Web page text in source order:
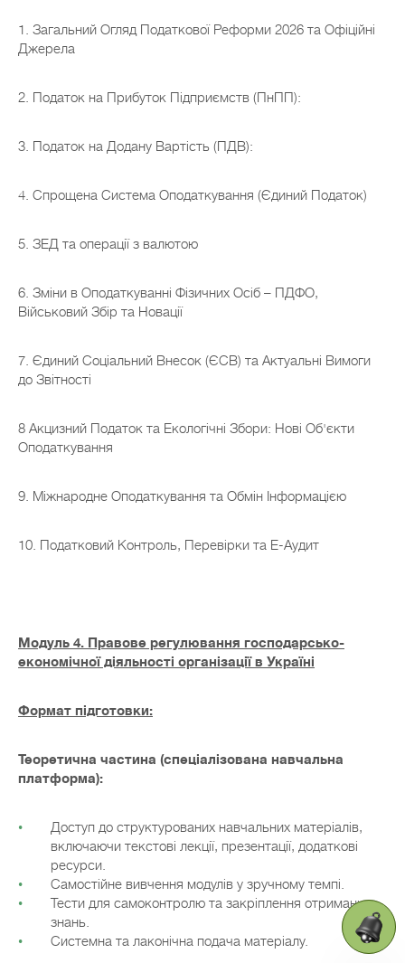
1. Загальний Огляд Податкової Реформи 2026 та Офіційні
Джерела
2. Податок на Прибуток Підприємств (ПнПП):
3. Податок на Додану Вартість (ПДВ):
4. Спрощена Система Оподаткування (Єдиний Податок)
5. ЗЕД та операції з валютою
6. Зміни в Оподаткуванні Фізичних Осіб – ПДФО,
Військовий Збір та Новації
7. Єдиний Соціальний Внесок (ЄСВ) та Актуальні Вимоги
до Звітності
8 Акцизний Податок та Екологічні Збори: Нові Об'єкти
Оподаткування
9. Міжнародне Оподаткування та Обмін Інформацією
10. Податковий Контроль, Перевірки та Е-Аудит
Модуль 4. Правове регулювання господарсько-
економічної діяльності організації в Україні
Формат підготовки:
Теоретична частина (спеціалізована навчальна
платформа):
Доступ до структурованих навчальних матеріалів,
включаючи текстові лекції, презентації, додаткові
ресурси.
Самостійне вивчення модулів у зручному темпі.
Тести для самоконтролю та закріплення отриманих
знань.
Системна та лаконічна подача матеріалу.